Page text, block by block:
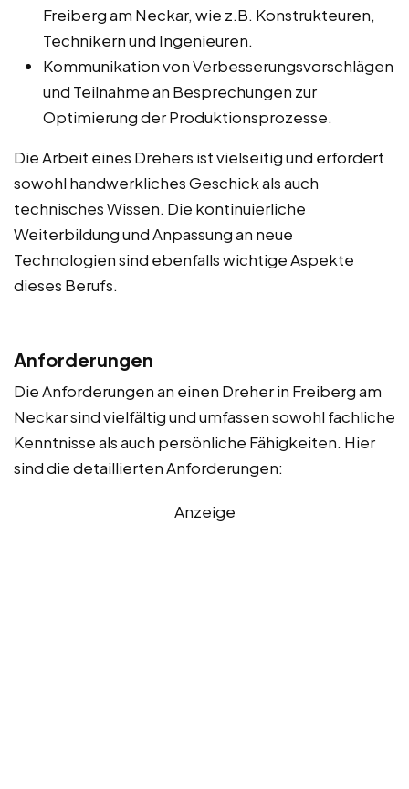
Freiberg am Neckar, wie z.B. Konstrukteuren,
Technikern und Ingenieuren.
Kommunikation von Verbesserungsvorschlägen
und Teilnahme an Besprechungen zur
Optimierung der Produktionsprozesse.
Die Arbeit eines Drehers ist vielseitig und erfordert
sowohl handwerkliches Geschick als auch
technisches Wissen. Die kontinuierliche
Weiterbildung und Anpassung an neue
Technologien sind ebenfalls wichtige Aspekte
dieses Berufs.
Anforderungen
Die Anforderungen an einen Dreher in Freiberg am
Neckar sind vielfältig und umfassen sowohl fachliche
Kenntnisse als auch persönliche Fähigkeiten. Hier
sind die detaillierten Anforderungen:
Anzeige